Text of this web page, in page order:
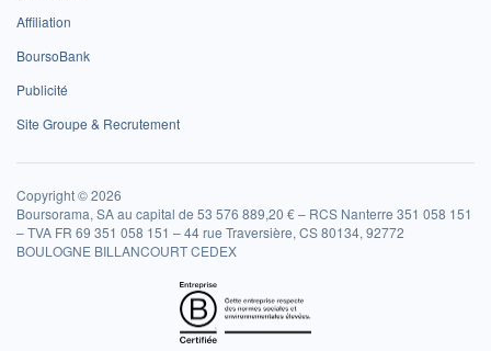
Affiliation
BoursoBank
Publicité
Site Groupe & Recrutement
Copyright © 2026
Boursorama, SA au capital de 53 576 889,20 € – RCS Nanterre 351 058 151
– TVA FR 69 351 058 151 – 44 rue Traversière, CS 80134, 92772
BOULOGNE BILLANCOURT CEDEX